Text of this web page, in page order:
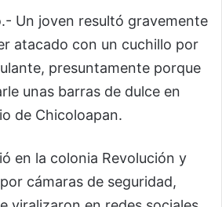
Un joven resultó gravemente
atacado con un cuchillo por
presuntamente porque
unas barras de dulce en
de Chicoloapan.
en la colonia Revolución y
cámaras de seguridad,